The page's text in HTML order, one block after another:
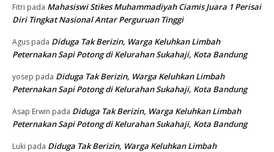
Fitri pada Mahasiswi Stikes Muhammadiyah Ciamis Juara 1 Perisai
Diri Tingkat Nasional Antar Perguruan Tinggi
Agus pada Diduga Tak Berizin, Warga Keluhkan Limbah
Peternakan Sapi Potong di Kelurahan Sukahaji, Kota Bandung
yosep pada Diduga Tak Berizin, Warga Keluhkan Limbah
Peternakan Sapi Potong di Kelurahan Sukahaji, Kota Bandung
Asap Erwin pada Diduga Tak Berizin, Warga Keluhkan Limbah
Peternakan Sapi Potong di Kelurahan Sukahaji, Kota Bandung
Luki pada Diduga Tak Berizin, Warga Keluhkan Limbah